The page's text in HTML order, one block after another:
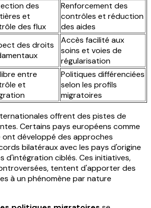
des
et
des flux
Renforcement des
contrôles et réduction
des aides
des droits
Accès facilité aux
soins et voies de
régularisation
entre
et
Politiques différenciées
selon les profils
migratoires
offrent des pistes de
Certains pays européens comme
ont développé des approches
bilatéraux avec les pays d'origine
d'intégration ciblés. Ces initiatives,
tentent d'apporter des
à un phénomène par nature